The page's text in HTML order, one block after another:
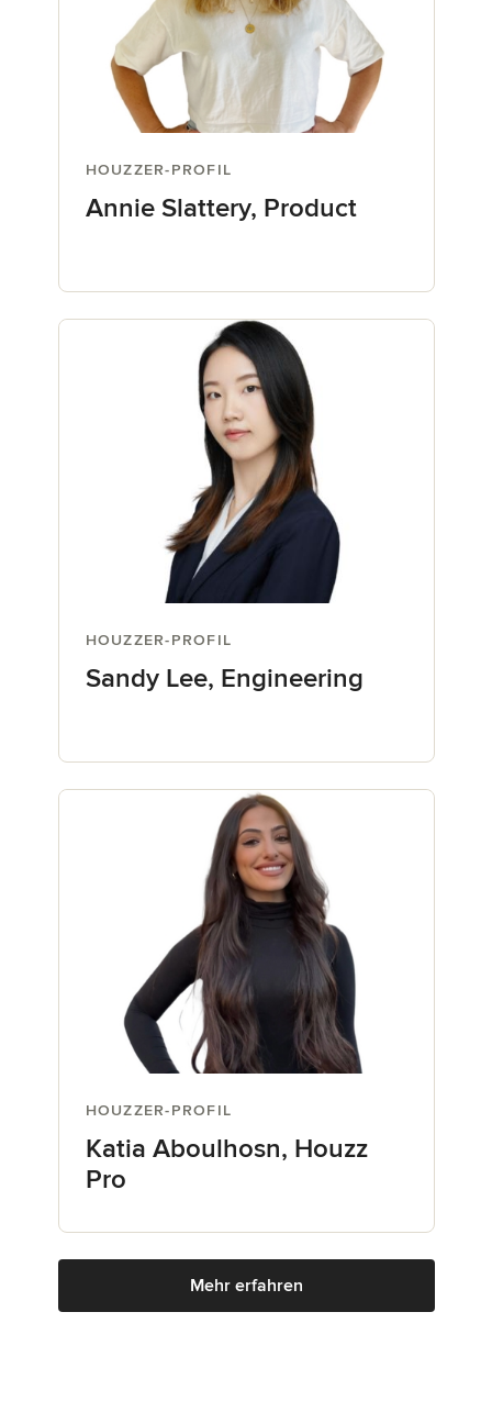
HOUZZER-PROFIL
Annie Slattery, Product
HOUZZER-PROFIL
Sandy Lee, Engineering
HOUZZER-PROFIL
Katia Aboulhosn, Houzz
Pro
Mehr erfahren